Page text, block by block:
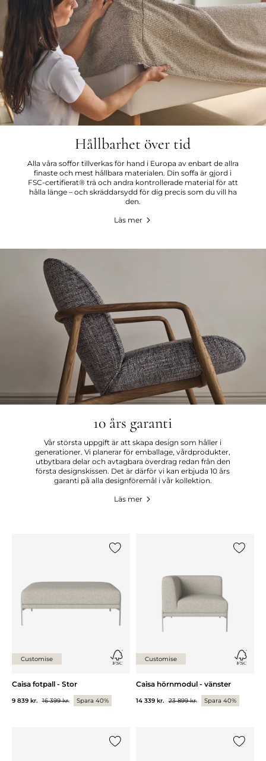
Hållbarhet över tid
Alla våra soffor tillverkas för hand i Europa av enbart de allra
finaste och mest hållbara materialen. Din soffa är gjord i
FSC-certifierat® trä och andra kontrollerade material för att
hålla länge – och skräddarsydd för dig precis som du vill ha
den.
Läs mer
10 års garanti
Vår största uppgift är att skapa design som håller i
generationer. Vi planerar för emballage, vårdprodukter,
utbytbara delar och avtagbara överdrag redan från den
första designskissen. Det är därför vi kan erbjuda 10 års
garanti på alla designföremål i vår kollektion.
Läs mer
Customise
Caisa fotpall - Stor
9 839 kr. 16 399 kr. Spara 40%
Customise
Caisa hörnmodul - vänster
14 339 kr. 23 899 kr. Spara 40%